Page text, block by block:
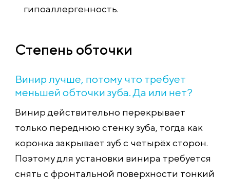
гипоаллергенность.
Степень обточки
Винир лучше, потому что требует
меньшей обточки зуба. Да или нет?
Винир действительно перекрывает
только переднюю стенку зуба, тогда как
коронка закрывает зуб с четырёх сторон.
Поэтому для установки винира требуется
снять с фронтальной поверхности тонкий